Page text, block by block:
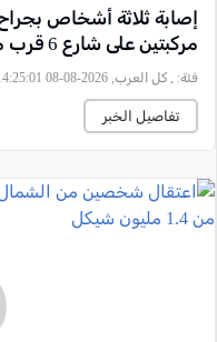
إصابة ثلاثة أشخاص
مركبتين على شارع 6 قرب مفرق وادي عارة
فئة: , كل العرب, 2026-08-08 14:25:01
تفاصيل الخبر